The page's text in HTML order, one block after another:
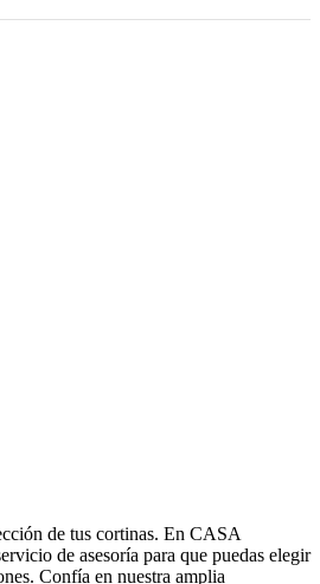
de tus cortinas. En CASA
de asesoría para que puedas elegir
Confía en nuestra amplia